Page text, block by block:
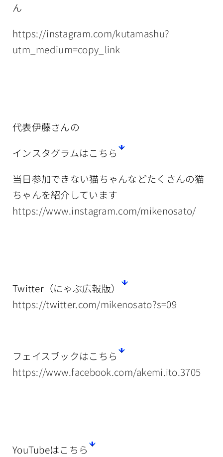
ん
https://instagram.com/kutamashu?
utm_medium=copy_link
代表伊藤さんの
インスタグラムはこちら
当日参加できない猫ちゃんなどたくさんの猫
ちゃんを紹介しています
https://www.instagram.com/mikenosato/
Twitter（にゃぶ広報版）
https://twitter.com/mikenosato?s=09
フェイスブックはこちら
https://www.facebook.com/akemi.ito.3705
YouTubeはこちら